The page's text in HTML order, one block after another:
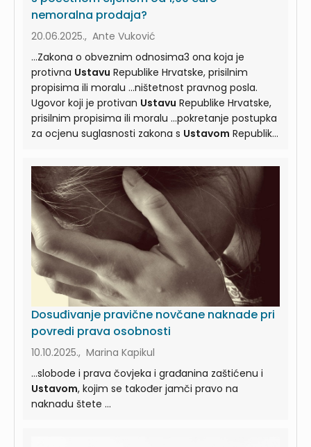
nemoralna prodaja?
20.06.2025., Ante Vuković
...Zakona o obveznim odnosima3 ona koja je
protivna Ustavu Republike Hrvatske, prisilnim
propisima ili moralu ...ništetnost pravnog posla.
Ugovor koji je protivan Ustavu Republike Hrvatske,
prisilnim propisima ili moralu ...pokretanje postupka
za ocjenu suglasnosti zakona s Ustavom Republike
...odbijanju zahtjeva za ocjenu suglasnosti s
Ustavomčlanka 247. st. 6. Stečajnog zakona te
Rješenje o neprihvaćanju ...za pokretanje postupka
za ocjenu suglasnosti s Ustavom
članka 247. st. 6.
Stečajnog zakona.6 Osim toga ...
Dosuđivanje pravične novčane naknade pri
povredi prava osobnosti
10.10.2025., Marina Kapikul
...slobode i prava čovjeka i građanina zaštićenu i
Ustavom, kojim se također jamči pravo na
naknadu štete ...